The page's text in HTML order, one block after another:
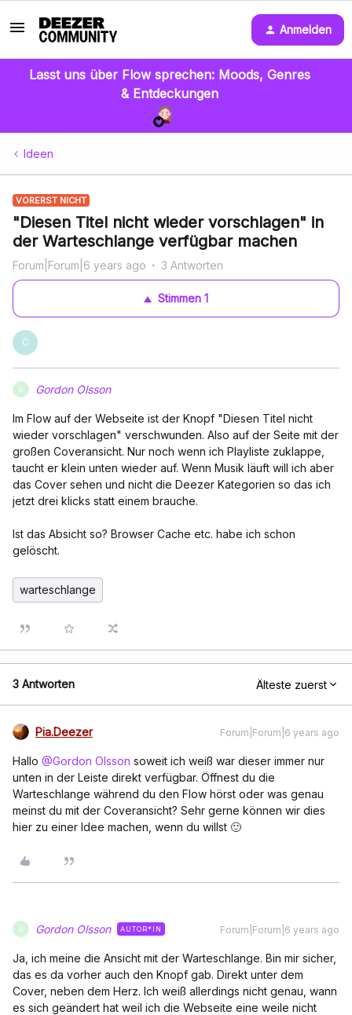
Anmelden
Lasst uns über Flow sprechen: Moods, Genres
& Entdeckungen
Ideen
VORERST NICHT
"Diesen Titel nicht wieder vorschlagen" in
der Warteschlange verfügbar machen
Forum|Forum|6 years ago 3 Antworten
Stimmen 1
C
G Gordon Olsson
Im Flow auf der Webseite ist der Knopf "Diesen Titel nicht
wieder vorschlagen" verschwunden. Also auf der Seite mit der
großen Coveransicht. Nur noch wenn ich Playliste zuklappe,
taucht er klein unten wieder auf. Wenn Musik läuft will ich aber
das Cover sehen und nicht die Deezer Kategorien so das ich
jetzt drei klicks statt einem brauche.
Ist das Absicht so? Browser Cache etc. habe ich schon
gelöscht.
warteschlange
3 Antworten Älteste zuerst
Pia.Deezer Forum|Forum|6 years ago
Hallo @Gordon Olsson soweit ich weiß war dieser immer nur
unten in der Leiste direkt verfügbar. Öffnest du die
Warteschlange während du den Flow hörst oder was genau
meinst du mit der Coveransicht? Sehr gerne können wir dies
hier zu einer Idee machen, wenn du willst 🙂
G Gordon Olsson AUTOR*IN Forum|Forum|6 years ago
Ja, ich meine die Ansicht mit der Warteschlange. Bin mir sicher,
das es da vorher auch den Knopf gab. Direkt unter dem
Cover, neben dem Herz. Ich weiß allerdings nicht genau, wann
es sich geändert hat weil ich die Webseite eine weile nicht